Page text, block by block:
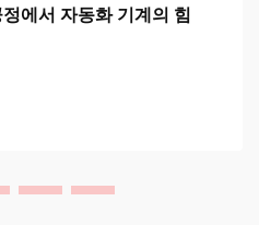
에서 자동화 기계의 힘